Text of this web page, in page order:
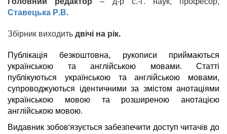
Ставецька Р.В.
Збірник виходитьдвічі на рік.
Публікація безкоштовна, рукописи приймаються
українською та англійською мовами. Статті
публікуються українською та англійською мовами,
супроводжуються ідентичними за змістом анотаціями
українською мовою та розширеною анотацією
англійською мовою.
Видавник зобов'язується забезпечити доступ читачів до